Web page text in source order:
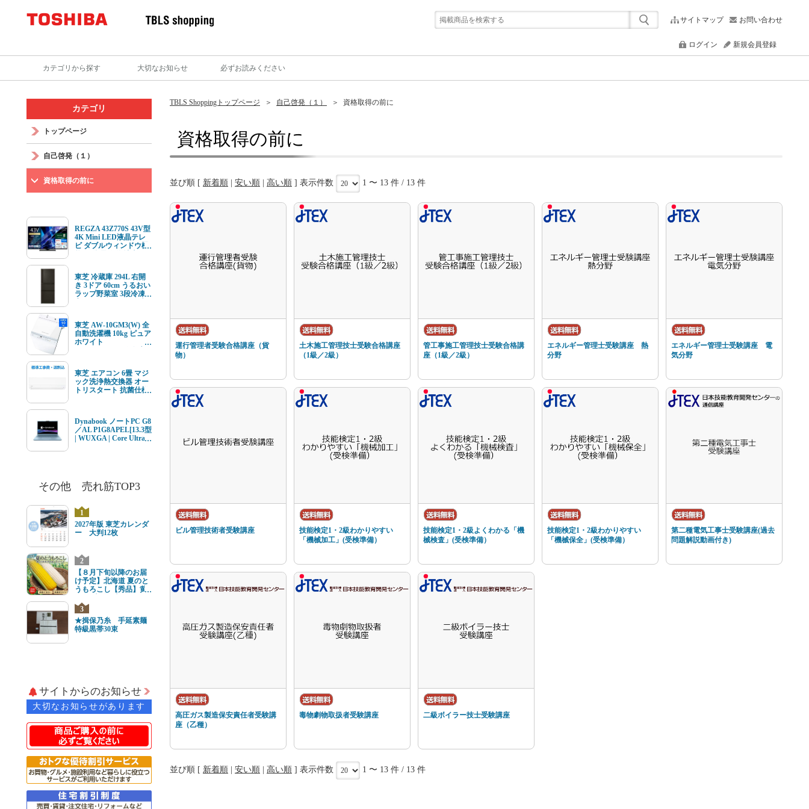
サイトマップ お問い合わせ
ログイン 新規会員登録
カテゴリから探す 大切なお知らせ 必ずお読みください
TBLS Shoppingトップページ 自己啓発（１） 資格取得の前に
資格取得の前に
並び順 [ 新着順 安い順 高い順 ] 表示件数 1 〜 13 件 / 13 件
運行管理者受験合格講座（貨
物）
土木施工管理技士受験合格講座
（1級／2級）
管工事施工管理技士受験合格講
座（1級／2級）
エネルギー管理士受験講座 熱
分野
エネルギー管理士受験講座 電
気分野
ビル管理技術者受験講座
技能検定1・2級わかりやすい
「機械加工」(受検準備）
技能検定1・2級よくわかる「機
械検査」(受検準備）
技能検定1・2級わかりやすい
「機械保全」(受検準備）
第二種電気工事士受験講座(過去
問題解説動画付き)
高圧ガス製造保安責任者受験講
座（乙種）
毒物劇物取扱者受験講座 二級ボイラー技士受験講座
並び順 [ 新着順 安い順 高い順 ] 表示件数 1 〜 13 件 / 13 件
カテゴリ
トップページ
自己啓発（１）
資格取得の前に
REGZA 43Z770S 43V型
4K Mini LED液晶テレ
ビ ダブルウィンドウ機
ルチューナー内蔵
東芝 冷蔵庫 294L 右開
き 3ドア 60cm うるおい
ラップ野菜室 3段冷凍
東芝 AW-10GM3(W) 全
自動洗濯機 10kg ピュア
ホワイト
東芝 エアコン 6畳 マジ
ック洗浄熱交換器 オー
トリスタート 抗菌仕様
ル 標準工事費込 単相
100V 15Aタイプ
Dynabook ノートPC G8
／AL P1G8APEL[13.3型
| WUXGA | Core Ultra 7
その他 売れ筋TOP3
1
2027年版 東芝カレンダ
ー 大判12枚
2
【８月下旬以降のお届
け予定】北海道 夏のと
うもろこし【秀品】黄
ズ3
★揖保乃糸 手延素麺
特級黒帯30束
サイトからのお知らせ
大切なお知らせがあります